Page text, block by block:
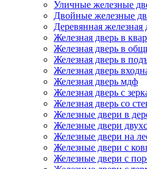
Уличные железные
Двойные железные
Деревянная железная
Железная дверь в
Железная дверь в
Железная дверь в
Железная дверь
Железная дверь мдф
Железная дверь с
Железная дверь со
Железные двери в
Железные двери
Железные двери на
Железные двери с
Железные двери с